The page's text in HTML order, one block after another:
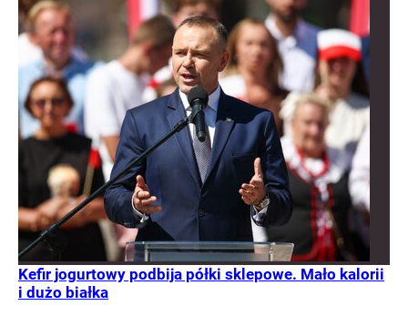
Kefir jogurtowy podbija półki sklepowe. Mało kalorii
i dużo białka